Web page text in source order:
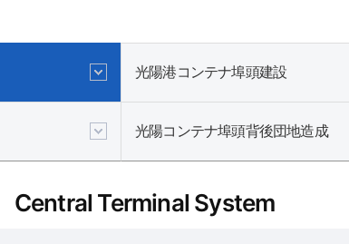
光陽港コンテナ埠頭建設
光陽コンテナ埠頭背後団地造成
Terminal System